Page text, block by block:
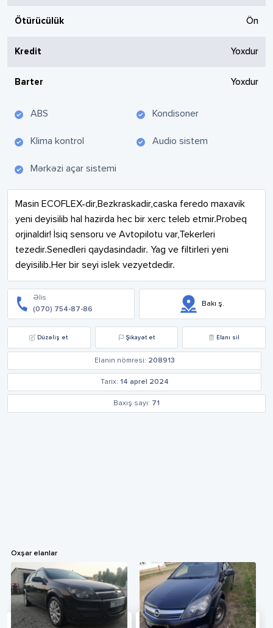
Ötürücülük Ön
Kredit Yoxdur
Barter Yoxdur
ABS Kondisoner
Klima kontrol Audio sistem
Mərkəzi açar sistemi
Masin ECOFLEX-dir,Bezkraskadir,caska feredo maxavik
yeni deyisilib hal hazirda hec bir xerc teleb etmir.Probeq
orjinaldir! İsiq sensoru ve Avtopilotu var,Tekerleri
tezedir.Senedleri qaydasindadir. Yag ve filtirleri yeni
deyisilib.Her bir seyi islek vezyetdedir.
Əlis
(070) 754-87-86
Bakı ş.
Düzəliş et Şikayət et Elanı sil
Elanın nömrəsi: 208913
Tarix: 14 aprel 2024
Baxış sayı: 71
Oxşar elanlar